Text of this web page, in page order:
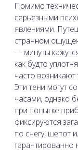
Помимо
серьезными
явлениями.
странном
— минуты
как будто
часто
Эти тени могут
часами, однако
при попытке
фиксируются
по снегу, шепот
гарантированно